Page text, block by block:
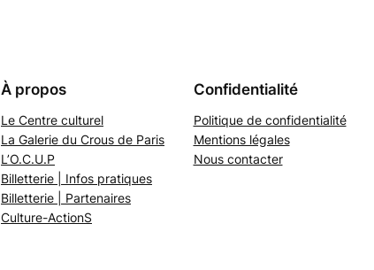
À propos
Le Centre culturel
La Galerie du Crous de Paris
L’O.C.U.P
Billetterie | Infos pratiques
Billetterie | Partenaires
Culture-ActionS
Confidentialité
Politique de confidentialité
Mentions légales
Nous contacter